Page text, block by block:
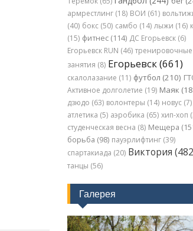
армрестлинг (18) ВОИ (61)
(40) бокс (50) самбо (14) лыжи (16)
(15) фитнес (114) ДС Егорьевск (6)
Егорьевск RUN (46) тренировочные
занятия (8) Егорьевск (661)
скалолазание (11) футбол (210)
Активное долголетие (19) Маяк
дзюдо (63) волонтеры (14) новус (7)
атлетика (5) аэробика (65) хип-хоп
студенческая весна (8) Мещера
борьба (98) пауэрлифтинг (39)
спартакиада (20) Виктория
танцы (56)
Галерея